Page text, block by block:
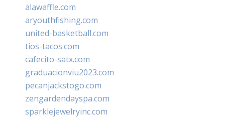
alawaffle.com
aryouthfishing.com
united-basketball.com
tios-tacos.com
cafecito-satx.com
graduacionviu2023.com
pecanjackstogo.com
zengardendayspa.com
sparklejewelryinc.com